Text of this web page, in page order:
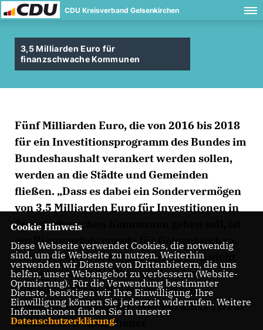
CDU Kreisverband Gelsenkirchen
3,5 Milliarden Euro für
finanzschwache Kommunen
Fünf Milliarden Euro, die von 2016 bis 2018
für ein Investitionsprogramm des Bundes im
Bundeshaushalt verankert werden sollen,
werden an die Städte und Gemeinden
fließen. „Dass es dabei ein Sondervermögen
von 3,5 Milliarden Euro für Investitionen in
finanzschwachen Kommunen geben soll, ist
ein Riesenerfolg gerade für Gelsenkirchen.
Auch in Berlin ist angekommen, dass nicht
länger mit der Gießkanne oder nach
Himmelsrichtungen, sondern nach
Bedürftigkeit gefördert werden muss“, freut
sich der Gelsenkirchener
Cookie Hinweis
Diese Webseite verwendet Cookies, die notwendig
sind, um die Webseite zu nutzen. Weiterhin
verwenden wir Dienste von Drittanbietern, die uns
helfen, unser Webangebot zu verbessern (Website-
Optmierung). Für die Verwendung bestimmter
Dienste, benötigen wir Ihre Einwilligung. Ihre
Einwilligung können Sie jederzeit widerrufen. Weitere
Informationen finden Sie in unserer
Datenschutzerklärung.